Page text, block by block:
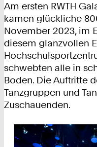
Am ersten RWTH
kamen glückliche
November 2023, im
diesem glanzvollen
schwebten alle in
Boden. Die Auftritte
Tanzgruppen und
Zuschauenden.